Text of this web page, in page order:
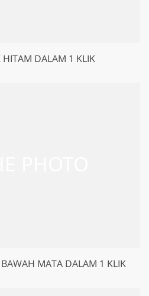
HITAM DALAM 1 KLIK
MATA DALAM 1 KLIK